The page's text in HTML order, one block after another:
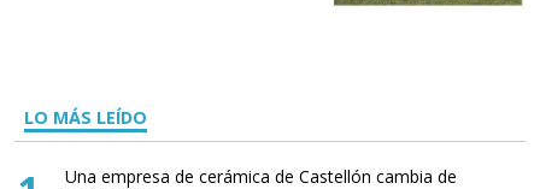
LO MÁS LEÍDO
Una empresa de cerámica de Castellón cambia de